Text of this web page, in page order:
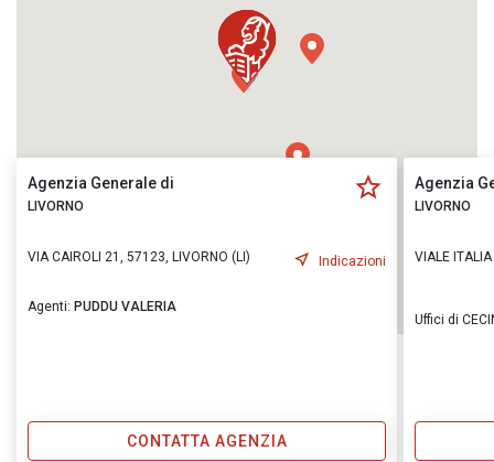
Agenzia Generale di
LIVORNO
VIA CAIROLI 21, 57123, LIVORNO (LI) Indicazioni
Agenti: PUDDU VALERIA
CONTATTA AGENZIA
Agenzia
LIVORNO
VIALE
Uffici di